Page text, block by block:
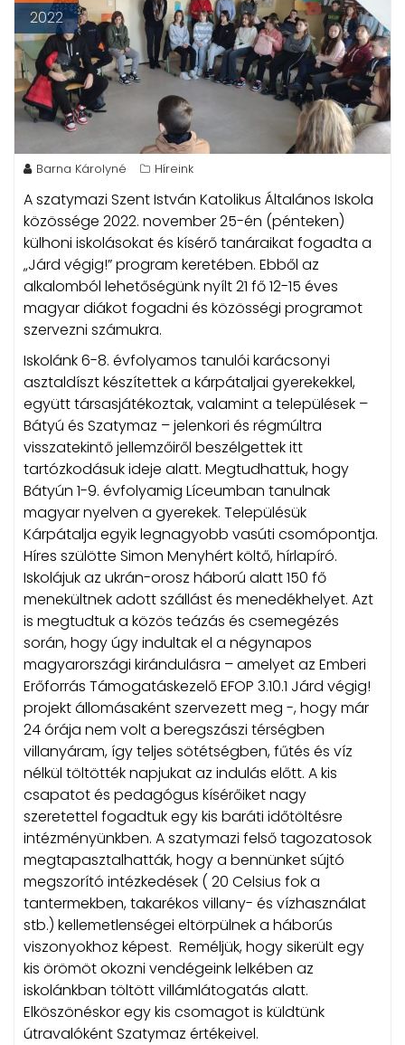
2022
Barna Károlyné Híreink
A szatymazi Szent István Katolikus Általános Iskola
közössége 2022. november 25-én (pénteken)
külhoni iskolásokat és kísérő tanáraikat fogadta a
„Járd végig!” program keretében. Ebből az
alkalomból lehetőségünk nyílt 21 fő 12-15 éves
magyar diákot fogadni és közösségi programot
szervezni számukra.
Iskolánk 6-8. évfolyamos tanulói karácsonyi
asztaldíszt készítettek a kárpátaljai gyerekekkel,
együtt társasjátékoztak, valamint a települések –
Bátyú és Szatymaz – jelenkori és régmúltra
visszatekintő jellemzőiről beszélgettek itt
tartózkodásuk ideje alatt. Megtudhattuk, hogy
Bátyún 1-9. évfolyamig Líceumban tanulnak
magyar nyelven a gyerekek. Településük
Kárpátalja egyik legnagyobb vasúti csomópontja.
Híres szülötte Simon Menyhért költő, hírlapíró.
Iskolájuk az ukrán-orosz háború alatt 150 fő
menekültnek adott szállást és menedékhelyet. Azt
is megtudtuk a közös teázás és csemegézés
során, hogy úgy indultak el a négynapos
magyarországi kirándulásra – amelyet az Emberi
Erőforrás Támogatáskezelő EFOP 3.10.1 Járd végig!
projekt állomásaként szervezett meg -, hogy már
24 órája nem volt a beregszászi térségben
villanyáram, így teljes sötétségben, fűtés és víz
nélkül töltötték napjukat az indulás előtt. A kis
csapatot és pedagógus kísérőiket nagy
szeretettel fogadtuk egy kis baráti időtöltésre
intézményünkben. A szatymazi felső tagozatosok
megtapasztalhatták, hogy a bennünket sújtó
megszorító intézkedések ( 20 Celsius fok a
tantermekben, takarékos villany- és vízhasználat
stb.) kellemetlenségei eltörpülnek a háborús
viszonyokhoz képest. Reméljük, hogy sikerült egy
kis örömöt okozni vendégeink lelkében az
iskolánkban töltött villámlátogatás alatt.
Elköszönéskor egy kis csomagot is küldtünk
útravalóként Szatymaz értékeivel.